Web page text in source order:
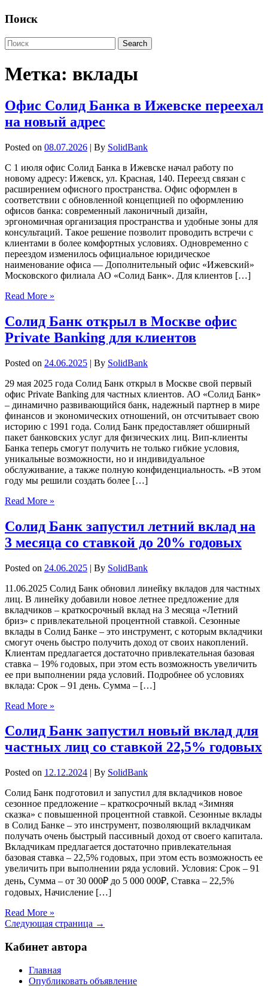
Поиск
Метка: вклады
Офис Солид Банка в Ижевске переехал
на новый адрес
Posted on 08.07.2026 | By SolidBank
С 1 июля офис Солид Банка в Ижевске начал работу по
новому адресу: Ижевск, ул. Красная, 140. Переезд связан с
расширением офисного пространства. Офис оформлен в
соответствии с обновленной концепцией по оформлению
офисов банка: современный лаконичный дизайн,
эргономичная организация пространства и удобные зоны для
консультаций. Такое решение позволит проводить встречи с
клиентами в более комфортных условиях. Одновременно с
переездом изменилось официальное юридическое
наименование офиса — Дополнительный офис «Ижевский»
Московского филиала АО «Солид Банк». Для клиентов […]
Read More »
Солид Банк открыл в Москве офис
Private Banking для клиентов
Posted on 24.06.2025 | By SolidBank
29 мая 2025 года Солид Банк открыл в Москве свой первый
офис Private Banking для частных клиентов. АО «Солид Банк»
– динамично развивающийся банк, надежный партнер в мире
финансов и экономических отношений, он отсчитывает свою
историю с 1991 года. Солид Банк предоставляет обширный
пакет банковских услуг для физических лиц. Вип-клиенты
Банка теперь смогут получить не только гибкие условия,
уникальные возможности, но и индивидуальное
обслуживание, а также полную конфиденциальность. «В этом
году мы решили создать более […]
Read More »
Солид Банк запустил летний вклад на
3 месяца со ставкой до 20% годовых
Posted on 24.06.2025 | By SolidBank
11.06.2025 Солид Банк обновил линейку вкладов для частных
лиц. В линейку добавили новое летнее предложение для
вкладчиков – краткосрочный вклад на 3 месяца «Летний
бриз» с привлекательной процентной ставкой. Сезонные
вклады в Солид Банке – это инструмент, с которым вкладчики
смогут очень быстро получить доход от своих накоплений.
Клиентам предлагается достаточно привлекательная базовая
ставка – 19% годовых, при этом есть возможность увеличить
ее при выполнении ряда условий. Подробнее об условиях
вклада: Срок – 91 день. Сумма – […]
Read More »
Солид Банк запустил новый вклад для
частных лиц со ставкой 22,5% годовых
Posted on 12.12.2024 | By SolidBank
Солид Банк подготовил и запустил для вкладчиков новое
сезонное предложение – краткосрочный вклад «Зимняя
сказка» с повышенной процентной ставкой. Сезонные вклады
в Солид Банке – это инструмент, позволяющий вкладчикам
получать очень быстрый пассивный доход от своего капитала.
Вкладчикам предлагается достаточно привлекательная
базовая ставка – 22,5% годовых, при этом есть возможность ее
увеличить при выполнении ряда условий. Условия: Срок – 91
день, Сумма – от 30 000₽ до 5 000 000₽, Ставка – 22,5%
годовых, Начисление […]
Read More »
Следующая страница →
Кабинет автора
Главная
Опубликовать объявление